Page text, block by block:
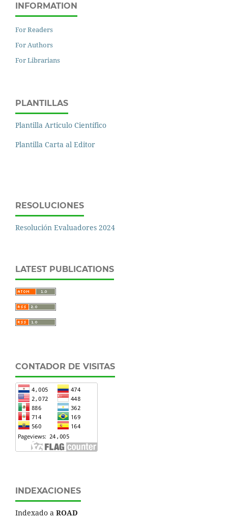
INFORMATION
For Readers
For Authors
For Librarians
PLANTILLAS
Plantilla Articulo Científico
Plantilla Carta al Editor
RESOLUCIONES
Resolución Evaluadores 2024
LATEST PUBLICATIONS
CONTADOR DE VISITAS
INDEXACIONES
Indexado a ROAD